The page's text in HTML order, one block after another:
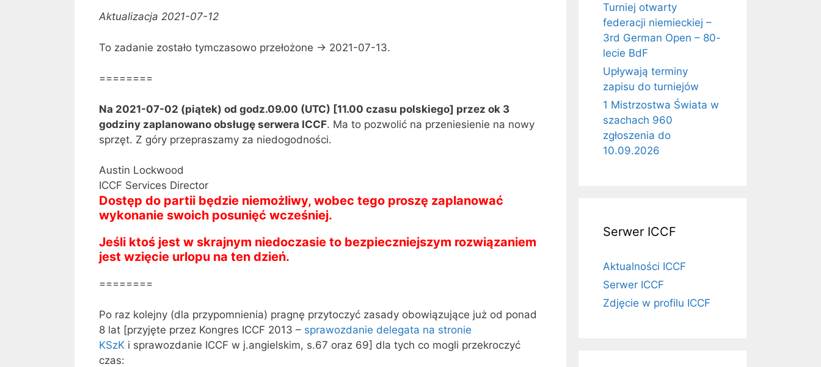
Aktualizacja 2021-07-12
To zadanie zostało tymczasowo przełożone -> 2021-07-13.
========
Na 2021-07-02 (piątek) od godz.09.00 (UTC) [11.00 czasu polskiego] przez ok 3
godziny zaplanowano obsługę serwera ICCF. Ma to pozwolić na przeniesienie na nowy
sprzęt. Z góry przepraszamy za niedogodności.
Austin Lockwood
ICCF Services Director
Dostęp do partii będzie niemożliwy, wobec tego proszę zaplanować
wykonanie swoich posunięć wcześniej.
Jeśli ktoś jest w skrajnym niedoczasie to bezpieczniejszym rozwiązaniem
jest wzięcie urlopu na ten dzień.
========
Po raz kolejny (dla przypomnienia) pragnę przytoczyć zasady obowiązujące już od ponad
8 lat [przyjęte przez Kongres ICCF 2013 – sprawozdanie delegata na stronie
KSzK i sprawozdanie ICCF w j.angielskim, s.67 oraz 69] dla tych co mogli przekroczyć
czas:
Turniej otwarty
federacji niemieckiej –
3rd German Open – 80-
lecie BdF
Upływają terminy
zapisu do turniejów
1 Mistrzostwa Świata w
szachach 960
zgłoszenia do
10.09.2026
Serwer ICCF
Aktualności ICCF
Serwer ICCF
Zdjęcie w profilu ICCF